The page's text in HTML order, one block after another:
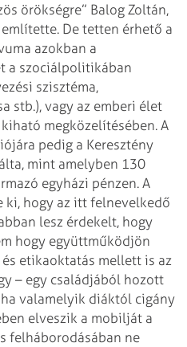
örökségre” Balog Zoltán,
De tetten érhető a
azokban a
a szociálpolitikában
szisztéma,
stb.), vagy az emberi élet
megközelítésében. A
pedig a Keresztény
mint amelyben 130
egyházi pénzen. A
ki, hogy az itt felnevelkedő
lesz érdekelt, hogy
hogy együttműködjön
etikaoktatás mellett is az
– egy családjából hozott
valamelyik diáktól cigány
elveszik a mobilját a
felháborodásában ne